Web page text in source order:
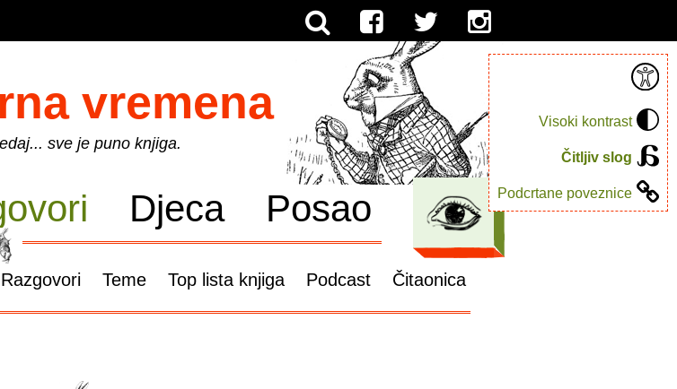
Visoki kontrast
Čitljiv slog
Podcrtane poveznice
vremena
sve je puno knjiga.
Djeca Posao
Razgovori Teme Top lista knjiga Podcast Čitaonica